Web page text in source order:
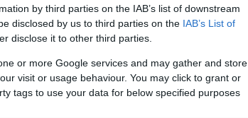
by third parties on the IAB’s list of downstream
disclosed by us to third parties on the IAB’s List of
disclose it to other third parties.
or more Google services and may gather and store
visit or usage behaviour. You may click to grant or
tags to use your data for below specified purposes